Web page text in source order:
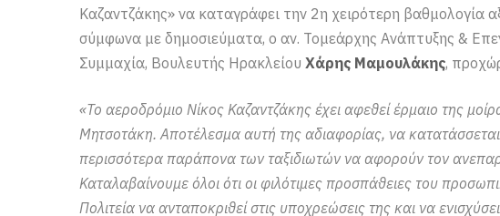
Καζαντζάκης» να καταγράφει την 2η χειρότερη βαθμολογία
σύμφωνα με δημοσιεύματα, ο αν. Τομεάρχης Ανάπτυξης &
Συμμαχία, Βουλευτής Ηρακλείου Χάρης Μαμουλάκης,
«Το αεροδρόμιο Νίκος Καζαντζάκης έχει αφεθεί έρμαιο της
Μητσοτάκη. Αποτέλεσμα αυτή της αδιαφορίας, να
περισσότερα παράπονα των ταξιδιωτών να αφορούν τον
Καταλαβαίνουμε όλοι ότι οι φιλότιμες προσπάθειες του
Πολιτεία να ανταποκριθεί στις υποχρεώσεις της και να